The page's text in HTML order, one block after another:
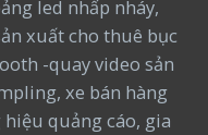
led nhấp nháy,
xuất cho thuê bục
-quay video sản
xe bán hàng
quảng cáo, gia